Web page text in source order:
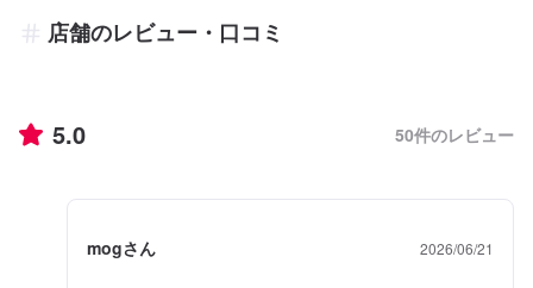
店舗のレビュー・口コミ
5.0 50件のレビュー
mogさん 2026/06/21